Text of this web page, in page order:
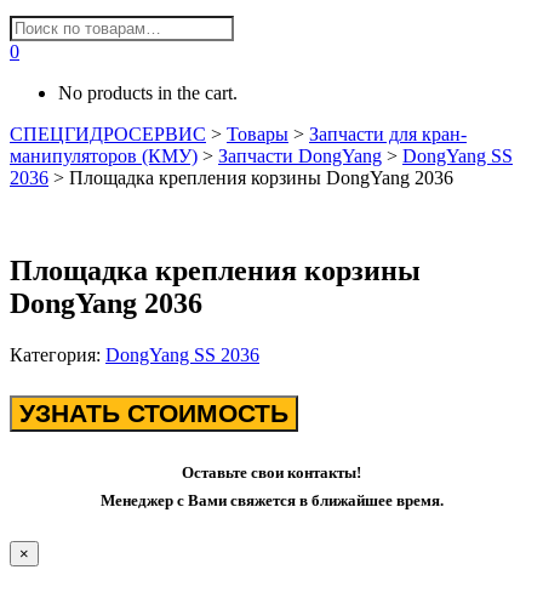
0
No products in the cart.
СПЕЦГИДРОСЕРВИС > Товары > Запчасти для кран-
манипуляторов (КМУ) > Запчасти DongYang > DongYang SS
2036 > Площадка крепления корзины DongYang 2036
Площадка крепления корзины
DongYang 2036
Категория: DongYang SS 2036
УЗНАТЬ СТОИМОСТЬ
Оставьте свои контакты!
Менеджер с Вами свяжется в ближайшее время.
×